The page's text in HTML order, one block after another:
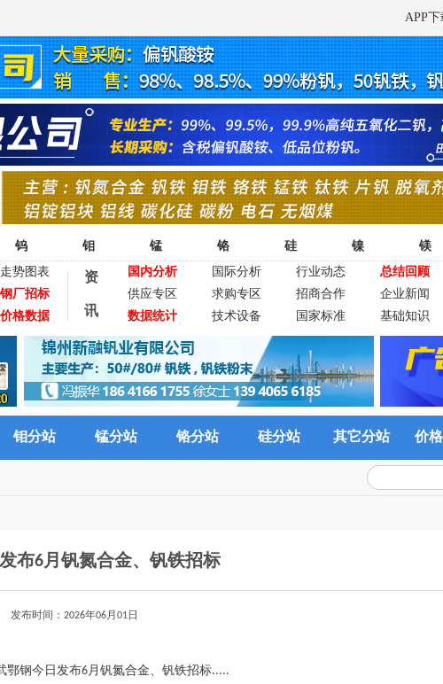
APP下
钨 钼 锰 铬 硅 镍 镁
走势图表
钢厂招标
价格数据
资
讯
国内分析 国际分析 行业动态 总结回顾
供应专区
求购专区 招商合作 企业新闻
数据统计
技术设备 国家标准 基础知识
钼分站 锰分站 铬分站 硅分站 其它分站 价
布6月钒氮合金、钒铁招标
发布时间：2026年06月01日
鄂钢今日发布6月钒氮合金、钒铁招标.....